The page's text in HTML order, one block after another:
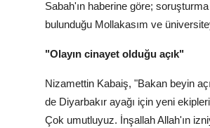
Sabah'ın haberine göre;
bulunduğu Mollakasım ve
"Olayın cinayet olduğu açık"
Nizamettin Kabaiş, "Bakan beyin
de Diyarbakır ayağı için yeni
Çok umutluyuz. İnşallah Allah'ın